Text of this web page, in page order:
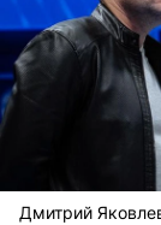
Дмитрий